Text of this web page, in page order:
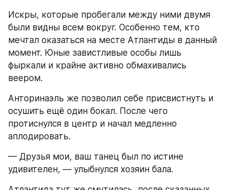
Искры, которые пробегали между ними двумя
были видны всем вокруг. Особенно тем, кто
мечтал оказаться на месте Атлантиды в данный
момент. Юные завистливые особы лишь
фыркали и крайне активно обмахивались
веером.
Анторинаэль же позволил себе присвистнуть и
осушить ещё один бокал. После чего
протиснулся в центр и начал медленно
аплодировать.
— Друзья мои, ваш танец был по истине
удивителен, — улыбнулся хозяин бала.